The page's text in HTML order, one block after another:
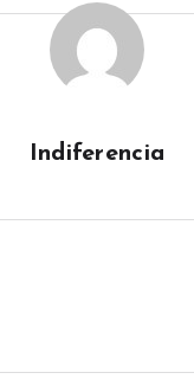
Indiferencia